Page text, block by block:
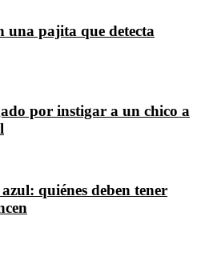
una pajita que detecta
por instigar a un chico a
quiénes deben tener